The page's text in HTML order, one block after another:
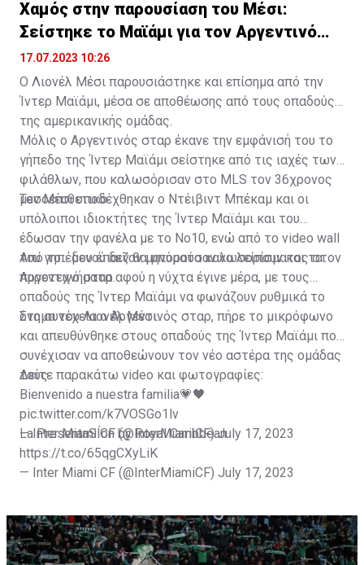
Χαμός στην παρουσίαση του Μέσι:
Σείστηκε το Μαϊάμι για τον Αργεντινό
σταρ
17.07.2023 10:26
Ο Λιονέλ Μέσι παρουσιάστηκε και επίσημα από την
Ίντερ Μαϊάμι, μέσα σε αποθέωσης από τους οπαδούς
της αμερικανικής ομάδας.
Μόλις ο Αργεντινός σταρ έκανε την εμφάνισή του το
γήπεδο της Ίντερ Μαϊάμι σείστηκε από τις ιαχές των
φιλάθλων, που καλωσόρισαν στο MLS τον 36χρονος
μεσοεπιθετικό.
Τον Μέσι υποδέχθηκαν ο Ντέιβιντ Μπέκαμ και οι
υπόλοιποι ιδιοκτήτες της Ίντερ Μαϊάμι και του
έδωσαν την φανέλα με το Νο10, ενώ από το video wall
του γηπέδου έπαιζαν μηνύματα καλωσορίσματος στον
Αργεντινό σταρ.
Από το... μενού δεν θα μπορούσαν να λείπουν και τα
πυροτεχνήματα αφού η νύχτα έγινε μέρα, με τους
οπαδούς της Ίντερ Μαϊάμι να φωνάζουν ρυθμικά το
όνομα του Λιονέλ Μέσι.
Στη συνέχεια ο Αργεντινός σταρ, πήρε το μικρόφωνο
και απευθύνθηκε στους οπαδούς της Ίντερ Μαϊάμι που
συνέχισαν να αποθεώνουν τον νέο αστέρα της ομάδας
τους.
Δείτε παρακάτω video και φωτογραφίες:
Bienvenido a nuestra familia💗🖤
pic.twitter.com/k7VOSGo1lv
— Inter Miami CF (@InterMiamiCF)July 17, 2023
La PresentaSÍon by Royal Caribbean
https://t.co/65qgCXyLiK
— Inter Miami CF (@InterMiamiCF) July 17, 2023